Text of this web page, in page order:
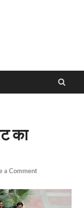
का
a Comment